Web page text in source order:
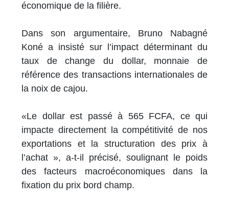
économique de la filière.
Dans son argumentaire, Bruno Nabagné
Koné a insisté sur l’impact déterminant du
taux de change du dollar, monnaie de
référence des transactions internationales de
la noix de cajou.
«Le dollar est passé à 565 FCFA, ce qui
impacte directement la compétitivité de nos
exportations et la structuration des prix à
l’achat », a-t-il précisé, soulignant le poids
des facteurs macroéconomiques dans la
fixation du prix bord champ.